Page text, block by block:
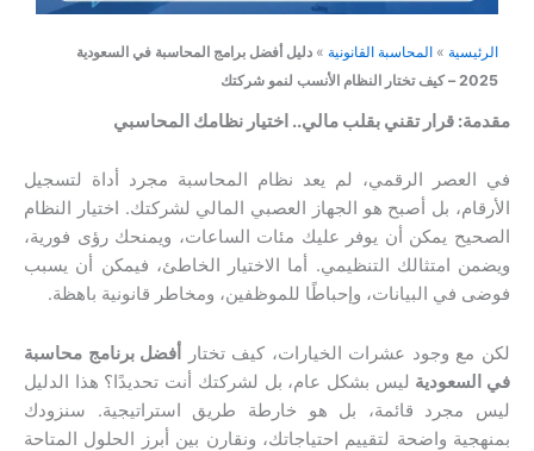
الرئيسية » المحاسبة القانونية » دليل أفضل برامج المحاسبة في السعودية
2025 – كيف تختار النظام الأنسب لنمو شركتك
مقدمة: قرار تقني بقلب مالي.. اختيار نظامك المحاسبي
في العصر الرقمي، لم يعد نظام المحاسبة مجرد أداة لتسجيل
الأرقام، بل أصبح هو الجهاز العصبي المالي لشركتك. اختيار النظام
الصحيح يمكن أن يوفر عليك مئات الساعات، ويمنحك رؤى فورية،
ويضمن امتثالك التنظيمي. أما الاختيار الخاطئ، فيمكن أن يسبب
فوضى في البيانات، وإحباطًا للموظفين، ومخاطر قانونية باهظة.
لكن مع وجود عشرات الخيارات، كيف تختار
أفضل برنامج محاسبة
في السعودية ليس بشكل عام، بل لشركتك أنت تحديدًا؟ هذا الدليل
ليس مجرد قائمة، بل هو خارطة طريق استراتيجية. سنزودك
بمنهجية واضحة لتقييم احتياجاتك، ونقارن بين أبرز الحلول المتاحة